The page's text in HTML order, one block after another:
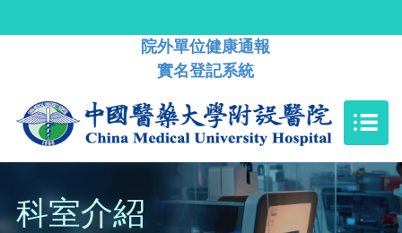
院外單位健康通報
實名登記系統
科室介紹